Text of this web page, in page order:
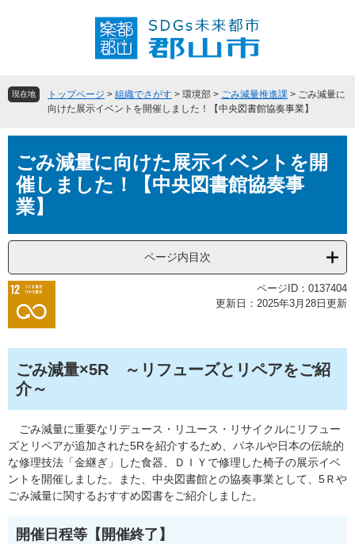
頭
飛現在地 トップページ > 組織でさがす > 環境部 > ごみ減量推進課 > ごみ減量に
向けた展示イベントを開催しました！【中央図書館協奏事業】
ごみ減量に向けた展示イベントを開
催しました！【中央図書館協奏事
業】
ページ内目次
ページID：0137404
更新日：2025年3月28日更新
ごみ減量×5R ～リフューズとリペアをご紹
介～
ごみ減量に重要なリデュース・リユース・リサイクルにリフュー
ズとリペアが追加された5Rを紹介するため、パネルや日本の伝統的
な修理技法「金継ぎ」した食器、ＤＩＹで修理した椅子の展示イベ
ントを開催しました。また、中央図書館との協奏事業として、5Ｒや
ごみ減量に関するおすすめ図書をご紹介しました。
開催日程等【開催終了】